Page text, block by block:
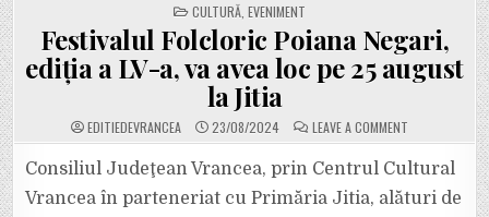
POSTED
IN
CULTURĂ, EVENIMENT
Festivalul Folcloric Poiana Negari,
ediţia a LV-a, va avea loc pe 25 august
la Jitia
EDITIEDEVRANCEA 23/08/2024 LEAVE A COMMENTON
FESTIVALUL
POIANA
NEGARI,
EDIŢIA
A
Consiliul Judeţean Vrancea, prin Centrul Cultural
Vrancea în parteneriat cu Primăria Jitia, alături de